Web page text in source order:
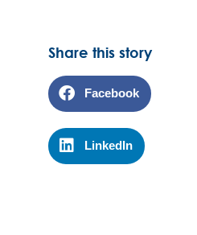
Share this story
Facebook
LinkedIn